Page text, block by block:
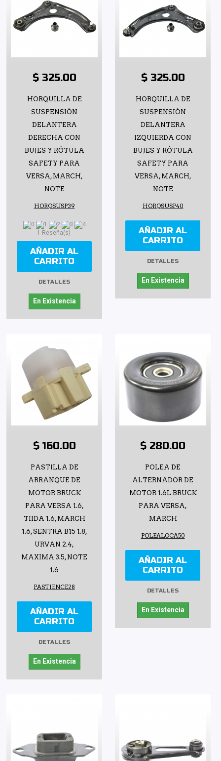
$ 325.00
HORQUILLA DE
SUSPENSIÓN
DELANTERA
DERECHA CON
BUJES Y RÓTULA
SAFETY PARA
VERSA, MARCH,
NOTE
HORQSUSP39
1 Reseña(s)
AÑADIR AL
CARRITO
DETALLES
En Existencia
$ 325.00
HORQUILLA DE
SUSPENSIÓN
DELANTERA
IZQUIERDA CON
BUJES Y RÓTULA
SAFETY PARA
VERSA, MARCH,
NOTE
HORQSUSP40
AÑADIR AL
CARRITO
DETALLES
En Existencia
$ 160.00
PASTILLA DE
ARRANQUE DE
MOTOR BRUCK
PARA VERSA 1.6,
TIIDA 1.6, MARCH
1.6, SENTRA B15 1.8,
URVAN 2.4,
MAXIMA 3.5, NOTE
1.6
PASTIENCE28
AÑADIR AL
CARRITO
DETALLES
En Existencia
$ 280.00
POLEA DE
ALTERNADOR DE
MOTOR 1.6L BRUCK
PARA VERSA,
MARCH
POLEALOCA50
AÑADIR AL
CARRITO
DETALLES
En Existencia